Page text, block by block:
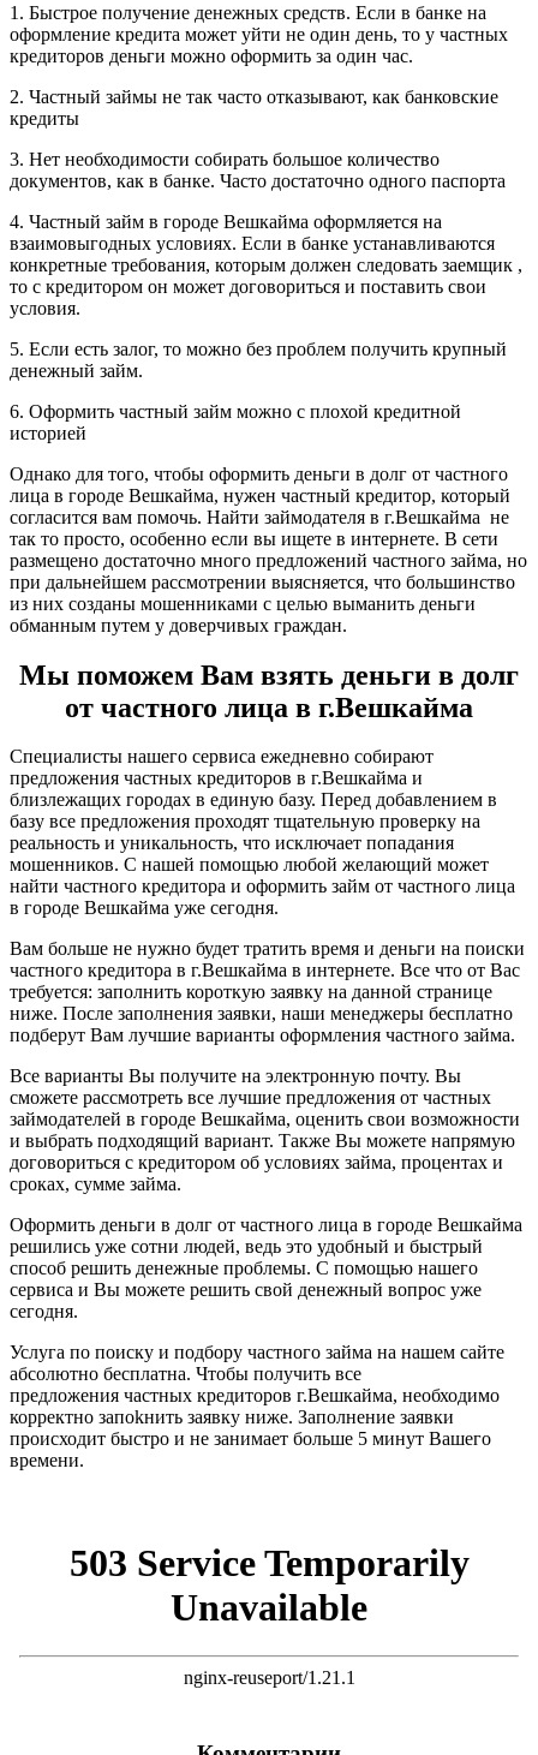
1. Быстрое получение денежных средств. Если в банке на
оформление кредита может уйти не один день, то у частных
кредиторов деньги можно оформить за один час.
2. Частный займы не так часто отказывают, как банковские
кредиты
3. Нет необходимости собирать большое количество
документов, как в банке. Часто достаточно одного паспорта
4. Частный займ в городе Вешкайма оформляется на
взаимовыгодных условиях. Если в банке устанавливаются
конкретные требования, которым должен следовать заемщик ,
то с кредитором он может договориться и поставить свои
условия.
5. Если есть залог, то можно без проблем получить крупный
денежный займ.
6. Оформить частный займ можно с плохой кредитной
историей
Однако для того, чтобы оформить деньги в долг от частного
лица в городе Вешкайма, нужен частный кредитор, который
согласится вам помочь. Найти займодателя в г.Вешкайма не
так то просто, особенно если вы ищете в интернете. В сети
размещено достаточно много предложений частного займа, но
при дальнейшем рассмотрении выясняется, что большинство
из них созданы мошенниками с целью выманить деньги
обманным путем у доверчивых граждан.
Мы поможем Вам взять деньги в долг
от частного лица в г.Вешкайма
Специалисты нашего сервиса ежедневно собирают
предложения частных кредиторов в г.Вешкайма и
близлежащих городах в единую базу. Перед добавлением в
базу все предложения проходят тщательную проверку на
реальность и уникальность, что исключает попадания
мошенников. С нашей помощью любой желающий может
найти частного кредитора и оформить займ от частного лица
в городе Вешкайма уже сегодня.
Вам больше не нужно будет тратить время и деньги на поиски
частного кредитора в г.Вешкайма в интернете. Все что от Вас
требуется: заполнить короткую заявку на данной странице
ниже. После заполнения заявки, наши менеджеры бесплатно
подберут Вам лучшие варианты оформления частного займа.
Все варианты Вы получите на электронную почту. Вы
сможете рассмотреть все лучшие предложения от частных
займодателей в городе Вешкайма, оценить свои возможности
и выбрать подходящий вариант. Также Вы можете напрямую
договориться с кредитором об условиях займа, процентах и
сроках, сумме займа.
Оформить деньги в долг от частного лица в городе Вешкайма
решились уже сотни людей, ведь это удобный и быстрый
способ решить денежные проблемы. С помощью нашего
сервиса и Вы можете решить свой денежный вопрос уже
сегодня.
Услуга по поиску и подбору частного займа на нашем сайте
абсолютно бесплатна. Чтобы получить все
предложения частных кредиторов г.Вешкайма, необходимо
корректно запоkнить заявку ниже. Заполнение заявки
происходит быстро и не занимает больше 5 минут Вашего
времени.